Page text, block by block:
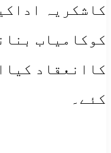
کاشکریہ
کوکامیاب
کاانعقاد
کئے۔